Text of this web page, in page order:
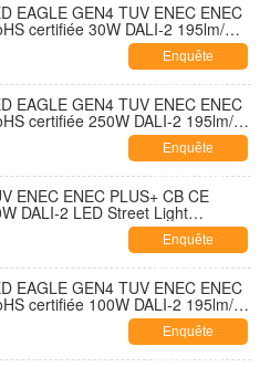
EAGLE GEN4 TUV ENEC ENEC
certifiée 30W DALI-2 195lm/W
fermeture de douille NEMA 7
auto-nettoyante et ouverture
10KV
Enquête
maintenant
EAGLE GEN4 TUV ENEC ENEC
certifiée 250W DALI-2 195lm/W
fermeture de prise NEMA 7
à ouverture sans outil et
parasurtenseur 10KV
Enquête
maintenant
ENEC ENEC PLUS+ CB CE
DALI-2 LED Street Light
NEMA Socket Shorting Cap et
sans outil et sans
Enquête
maintenant
EAGLE GEN4 TUV ENEC ENEC
certifiée 100W DALI-2 195lm/W
fermeture de douille NEMA 7
10KV Conception à
et autonettoyante
Enquête
maintenant